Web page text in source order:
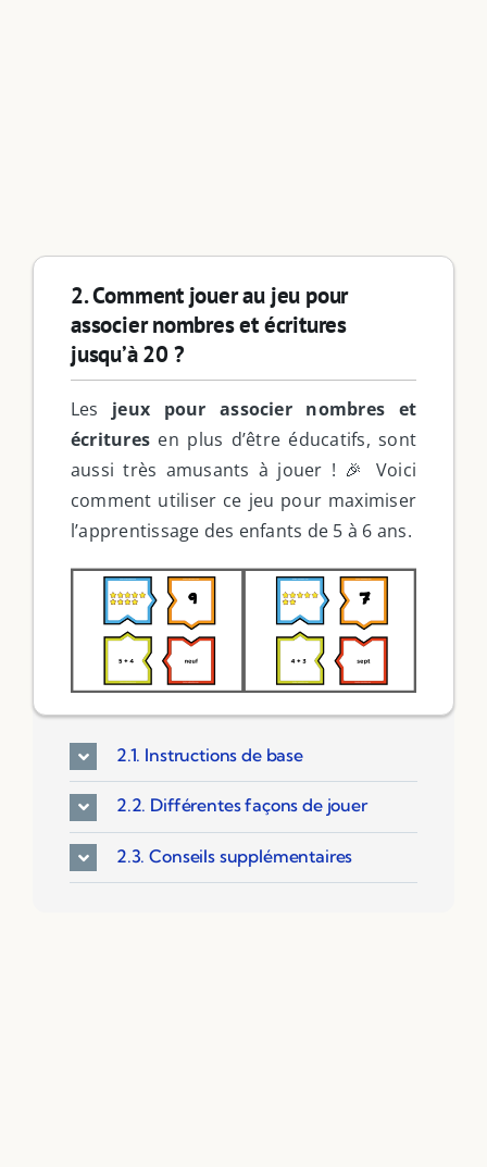
2. Comment jouer au jeu pour
associer nombres et écritures
jusqu’à 20 ?
Les jeux pour associer nombres et
écritures en plus d’être éducatifs, sont
aussi très amusants à jouer ! 🎉 Voici
comment utiliser ce jeu pour maximiser
l’apprentissage des enfants de 5 à 6 ans.
2.1. Instructions de base
2.2. Différentes façons de jouer
2.3. Conseils supplémentaires